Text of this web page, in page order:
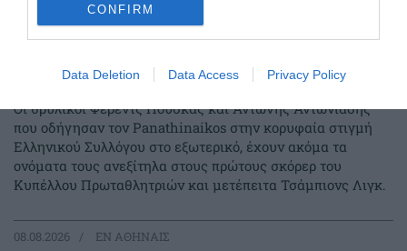
CONFIRM
Data Deletion Data Access Privacy Policy
Τρεις φορές πρώτοι σκόρερ στην
κορυφαία διασυλλογική
διοργάνωση!
Οι θρυλικοί Φέρεντς Πούσκας και Αντώνης Αντωνιάδης
που οδήγησαν τον Panathinaikos στην κορυφαία στιγμή
Ελληνικού Συλλόγου στο εξωτερικό, έχουν ακόμα τα
ονόματα τους ανεξίτηλα στους πρώτους σκόρερ του
Κυπέλλου Πρωταθλητριών και μετέπειτα Τσάμπιονς Λιγκ.
08.08.2026 EΝ ΑΘΗΝΑΙΣ